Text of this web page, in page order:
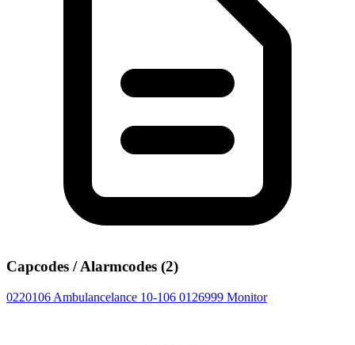
Capcodes / Alarmcodes (2)
0220106 Ambulancelance 10-106 0126999 Monitor